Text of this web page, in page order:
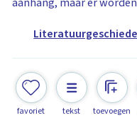
favoriet tekst toevoegen